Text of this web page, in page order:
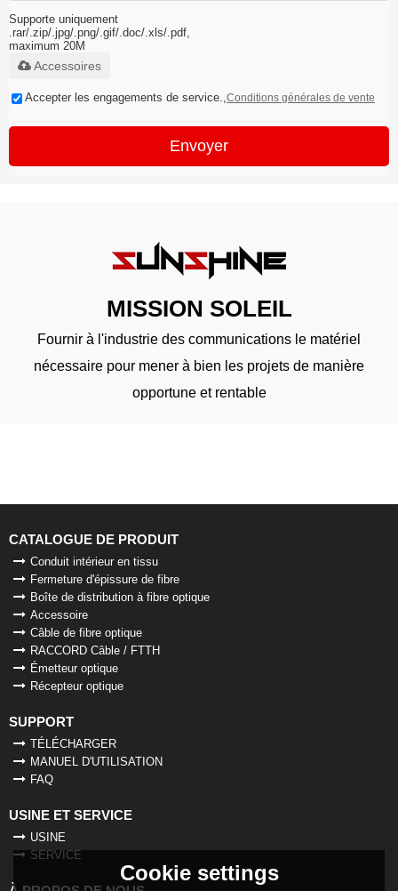
Supporte uniquement
.rar/.zip/.jpg/.png/.gif/.doc/.xls/.pdf,
maximum 20M
Accessoires
Accepter les engagements de service., Conditions générales de vente
Envoyer
MISSION SOLEIL
Fournir à l'industrie des communications le matériel
nécessaire pour mener à bien les projets de manière
opportune et rentable
CATALOGUE DE PRODUIT
Conduit intérieur en tissu
Fermeture d'épissure de fibre
Boîte de distribution à fibre optique
Accessoire
Câble de fibre optique
RACCORD Câble / FTTH
Émetteur optique
Récepteur optique
SUPPORT
TÉLÉCHARGER
MANUEL D'UTILISATION
FAQ
USINE ET SERVICE
USINE
SERVICE
Cookie settings